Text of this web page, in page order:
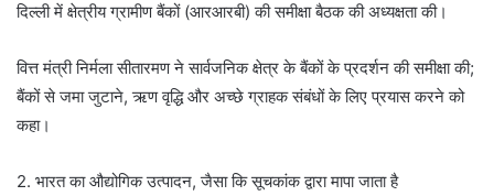
दिल्ली में क्षेत्रीय ग्रामीण बैंकों (आरआरबी) की समीक्षा बैठक की अध्यक्षता की।
वित्त मंत्री निर्मला सीतारमण ने सार्वजनिक क्षेत्र के बैंकों के प्रदर्शन की समीक्षा की;
बैंकों से जमा जुटाने, ऋण वृद्धि और अच्छे ग्राहक संबंधों के लिए प्रयास करने को
कहा।
2. भारत का औद्योगिक उत्पादन, जैसा कि सूचकांक द्वारा मापा जाता है